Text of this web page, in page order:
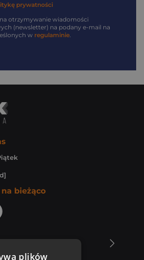
prywatności
otrzymywanie wiadomości
(newsletter) na podany e-mail na
w regulaminie.
bieżąco
plików